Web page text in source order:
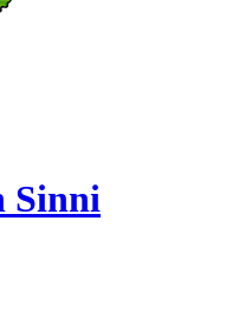
Sinni